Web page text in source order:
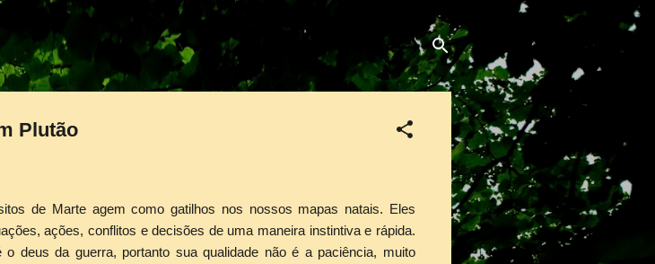
o conteúdo principal
Plutão
de Marte agem como gatilhos nos nossos mapas natais. Eles
ações, conflitos e decisões de uma maneira instintiva e rápida.
o deus da guerra, portanto sua qualidade não é a paciência, muito